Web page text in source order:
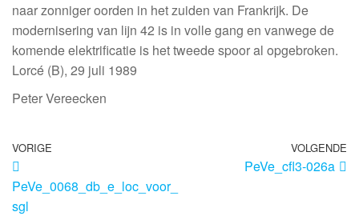
naar zonniger oorden in het zuiden van Frankrijk. De
modernisering van lijn 42 is in volle gang en vanwege de
komende elektrificatie is het tweede spoor al opgebroken.
Lorcé (B), 29 juli 1989
Peter Vereecken
VORIGE
PeVe_0068_db_e_loc_voor_
sgl
VOLGENDE
PeVe_cfl3-026a